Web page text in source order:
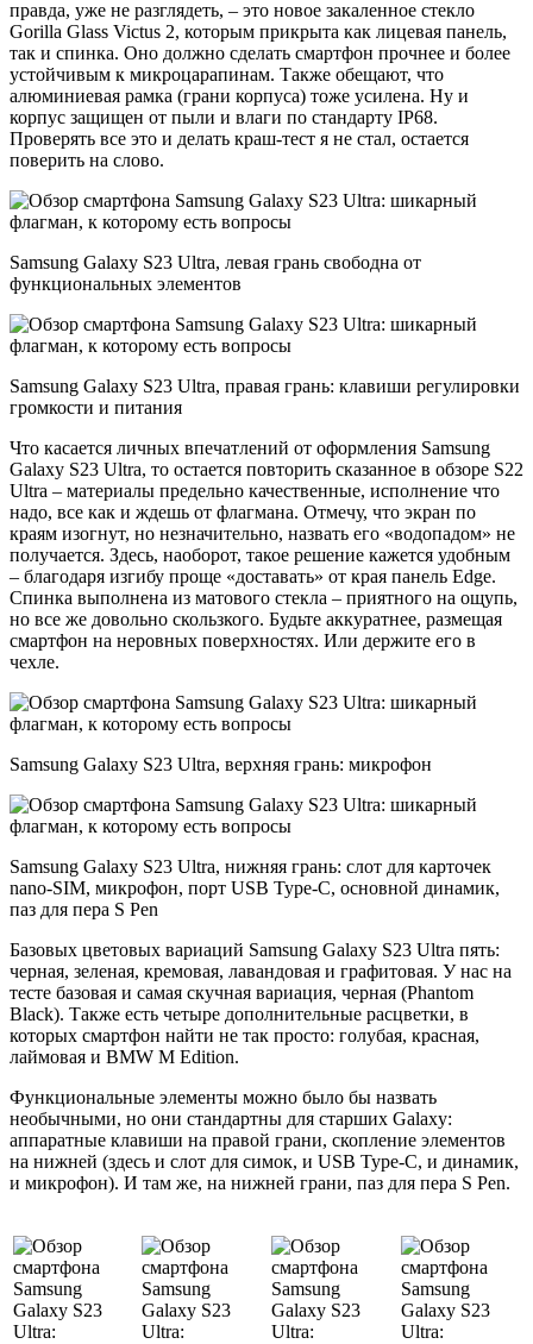
правда, уже не разглядеть, – это новое закаленное стекло
Gorilla Glass Victus 2, которым прикрыта как лицевая панель,
так и спинка. Оно должно сделать смартфон прочнее и более
устойчивым к микроцарапинам. Также обещают, что
алюминиевая рамка (грани корпуса) тоже усилена. Ну и
корпус защищен от пыли и влаги по стандарту IP68.
Проверять все это и делать краш-тест я не стал, остается
поверить на слово.
Samsung Galaxy S23 Ultra, левая грань свободна от
функциональных элементов
Samsung Galaxy S23 Ultra, правая грань: клавиши регулировки
громкости и питания
Что касается личных впечатлений от оформления Samsung
Galaxy S23 Ultra, то остается повторить сказанное в обзоре S22
Ultra – материалы предельно качественные, исполнение что
надо, все как и ждешь от флагмана. Отмечу, что экран по
краям изогнут, но незначительно, назвать его «водопадом» не
получается. Здесь, наоборот, такое решение кажется удобным
– благодаря изгибу проще «доставать» от края панель Edge.
Спинка выполнена из матового стекла – приятного на ощупь,
но все же довольно скользкого. Будьте аккуратнее, размещая
смартфон на неровных поверхностях. Или держите его в
чехле.
Samsung Galaxy S23 Ultra, верхняя грань: микрофон
Samsung Galaxy S23 Ultra, нижняя грань: слот для карточек
nano-SIM, микрофон, порт USB Type-C, основной динамик,
паз для пера S Pen
Базовых цветовых вариаций Samsung Galaxy S23 Ultra пять:
черная, зеленая, кремовая, лавандовая и графитовая. У нас на
тесте базовая и самая скучная вариация, черная (Phantom
Black). Также есть четыре дополнительные расцветки, в
которых смартфон найти не так просто: голубая, красная,
лаймовая и BMW M Edition.
Функциональные элементы можно было бы назвать
необычными, но они стандартны для старших Galaxy:
аппаратные клавиши на правой грани, скопление элементов
на нижней (здесь и слот для симок, и USB Type-C, и динамик,
и микрофон). И там же, на нижней грани, паз для пера S Pen.